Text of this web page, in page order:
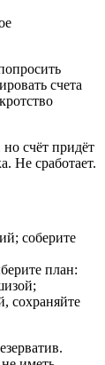
счета
счёт придёт
Не сработает.
соберите
план:
сохраняйте